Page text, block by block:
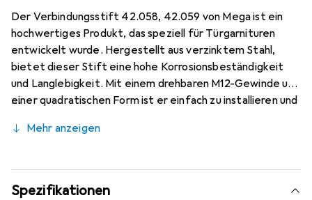
Der Verbindungsstift 42.058, 42.059 von Mega ist ein
hochwertiges Produkt, das speziell für Türgarnituren
entwickelt wurde. Hergestellt aus verzinktem Stahl,
bietet dieser Stift eine hohe Korrosionsbeständigkeit
und Langlebigkeit. Mit einem drehbaren M12-Gewinde und
einer quadratischen Form ist er einfach zu installieren und
Bohrung von 4,1 x 40 mm ermöglicht eine exakte
Verbindungsstift ist eine ideale Wahl für alle, die Wert
auf Qualität und Funktionalität legen.
Mehr anzeigen
Spezifikationen